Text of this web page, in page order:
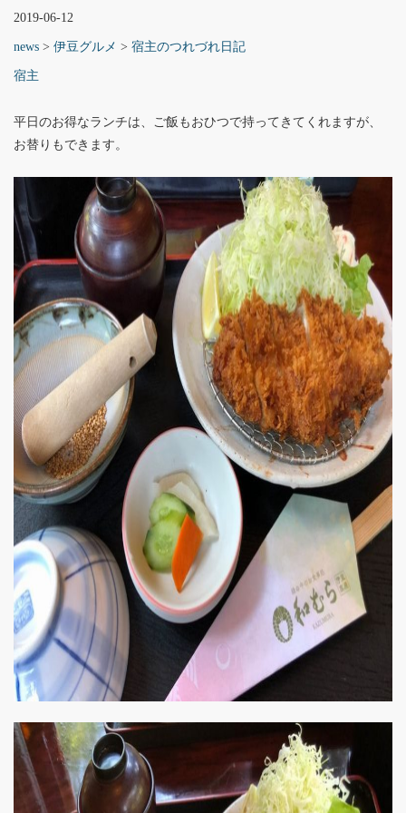
2019-06-12
news > 伊豆グルメ > 宿主のつれづれ日記
宿主
平日のお得なランチは、ご飯もおひつで持ってきてくれますが、
お替りもできます。